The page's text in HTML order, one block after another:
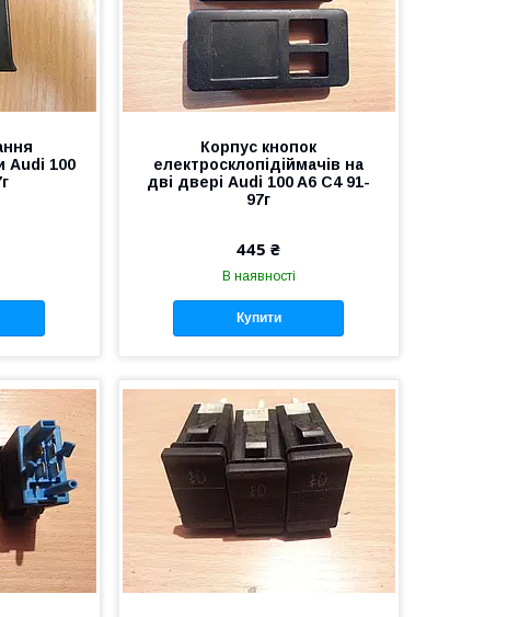
Audi 100
Корпус кнопок
електросклопідіймачів на
дві двері Audi 100 A6 C4 91-
97г
445 ₴
В наявності
Купити